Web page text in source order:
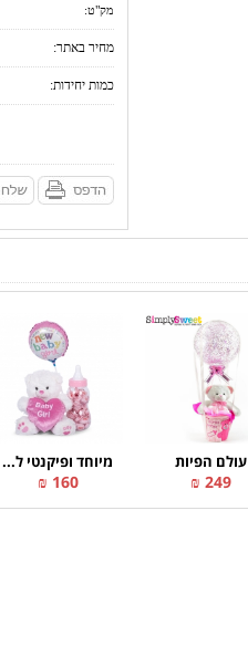
מק"ט:
מחיר באתר:
כמות יחידות:
עולם הפיות
249 ₪
מיוחד ופיקנטי ל...
160 ₪